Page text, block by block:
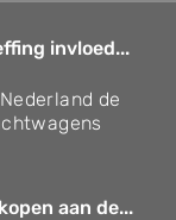
invloed...
de
aan de...